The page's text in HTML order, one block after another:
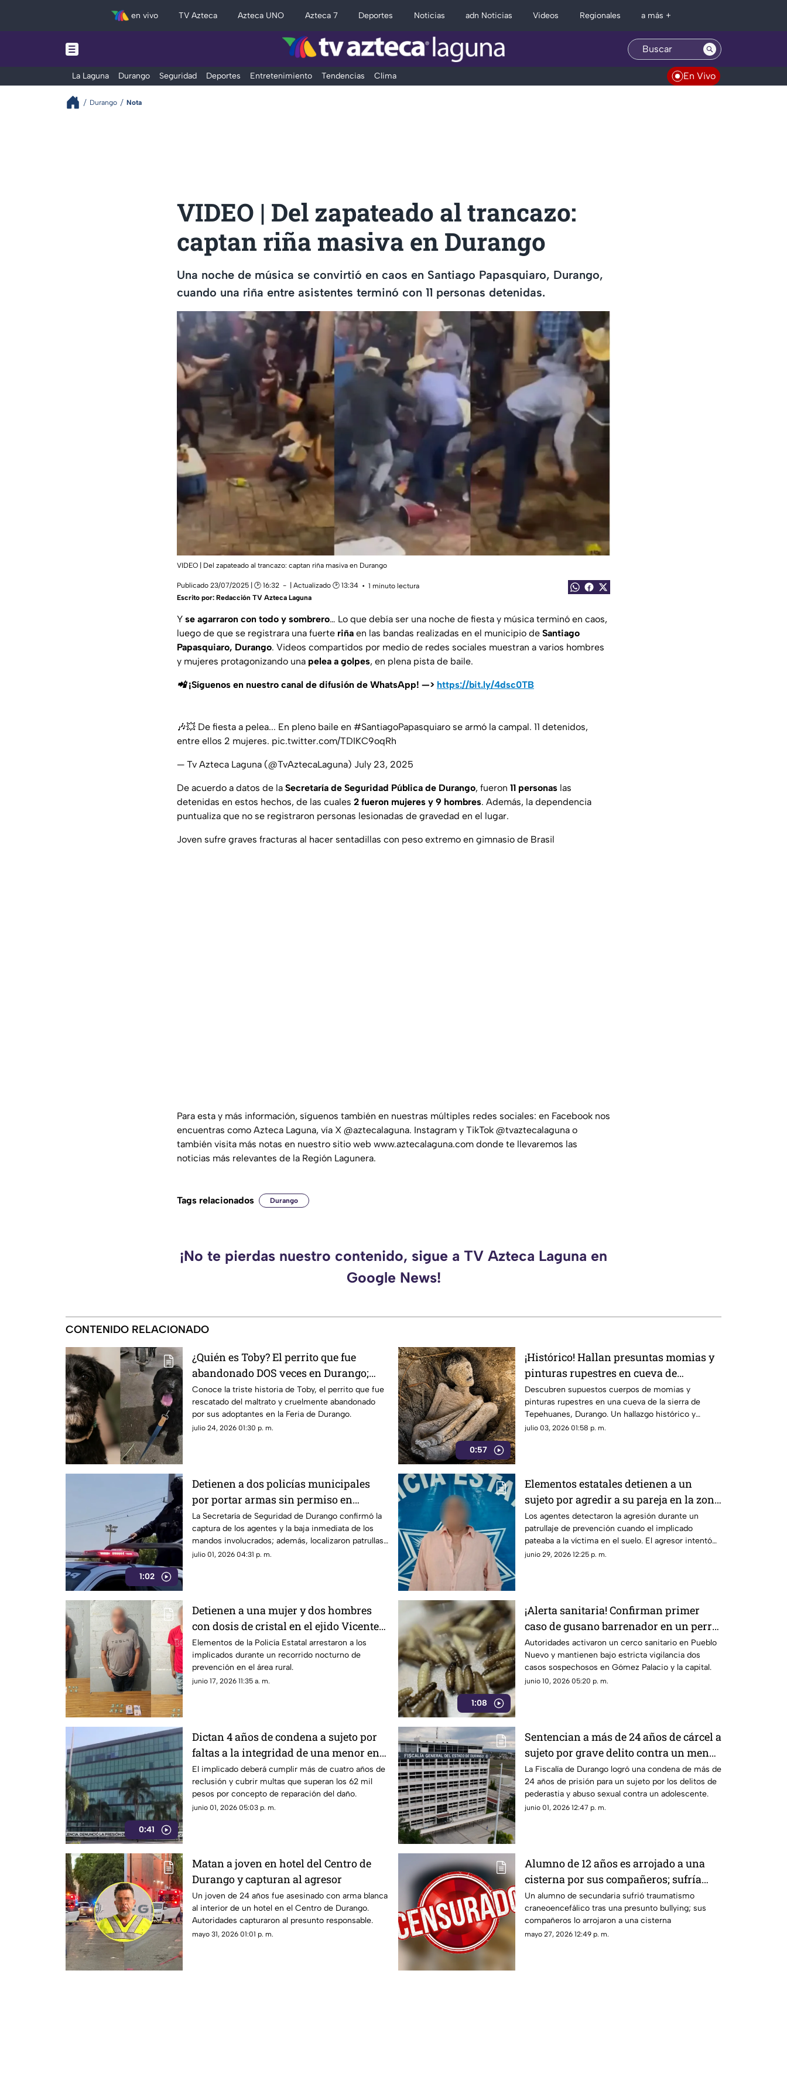
en vivo TV Azteca Azteca UNO Azteca 7 Deportes Noticias adn Noticias Videos Regionales a más +
La Laguna Durango Seguridad Deportes Entretenimiento Tendencias Clima En Vivo
Durango Nota
VIDEO | Del zapateado al trancazo:
captan riña masiva en Durango
Una noche de música se convirtió en caos en Santiago Papasquiaro, Durango,
cuando una riña entre asistentes terminó con 11 personas detenidas.
VIDEO | Del zapateado al trancazo: captan riña masiva en Durango
Publicado 23/07/2025 | 🕑 16:32 | Actualizado 🕑 13:34
1 minuto lectura
Escrito por: Redacción TV Azteca Laguna
Y se agarraron con todo y sombrero… Lo que debía ser una noche de fiesta y música terminó en caos,
luego de que se registrara una fuerte riña en las bandas realizadas en el municipio de Santiago
Papasquiaro, Durango. Videos compartidos por medio de redes sociales muestran a varios hombres
y mujeres protagonizando una pelea a golpes, en plena pista de baile.
📲 ¡Síguenos en nuestro canal de difusión de WhatsApp! —> https://bit.ly/4dsc0TB
🎶💥 De fiesta a pelea... En pleno baile en #SantiagoPapasquiaro se armó la campal. 11 detenidos,
entre ellos 2 mujeres. pic.twitter.com/TDIKC9oqRh
— Tv Azteca Laguna (@TvAztecaLaguna) July 23, 2025
De acuerdo a datos de la Secretaría de Seguridad Pública de Durango, fueron 11 personas las
detenidas en estos hechos, de las cuales 2 fueron mujeres y 9 hombres. Además, la dependencia
puntualiza que no se registraron personas lesionadas de gravedad en el lugar.
Joven sufre graves fracturas al hacer sentadillas con peso extremo en gimnasio de Brasil
Para esta y más información, síguenos también en nuestras múltiples redes sociales: en Facebook nos
encuentras como Azteca Laguna, vía X @aztecalaguna. Instagram y TikTok @tvaztecalaguna o
también visita más notas en nuestro sitio web www.aztecalaguna.com donde te llevaremos las
noticias más relevantes de la Región Lagunera.
Tags relacionados Durango
¡No te pierdas nuestro contenido, sigue a TV Azteca Laguna en
Google News!
CONTENIDO RELACIONADO
¿Quién es Toby? El perrito que fue
abandonado DOS veces en Durango;
historia completa
Conoce la triste historia de Toby, el perrito que fue
rescatado del maltrato y cruelmente abandonado
por sus adoptantes en la Feria de Durango.
julio 24, 2026 01:30 p. m.
0:57
¡Histórico! Hallan presuntas momias y
pinturas rupestres en cueva de
Tepehuanes, Durango
Descubren supuestos cuerpos de momias y
pinturas rupestres en una cueva de la sierra de
Tepehuanes, Durango. Un hallazgo histórico y
sagrado en video.
julio 03, 2026 01:58 p. m.
1:02
Detienen a dos policías municipales
por portar armas sin permiso en
Durango
La Secretaría de Seguridad de Durango confirmó la
captura de los agentes y la baja inmediata de los
mandos involucrados; además, localizaron patrullas
estatales clonadas.
julio 01, 2026 04:31 p. m.
Elementos estatales detienen a un
sujeto por agredir a su pareja en la zona
centro de Lerdo
Los agentes detectaron la agresión durante un
patrullaje de prevención cuando el implicado
pateaba a la víctima en el suelo. El agresor intentó
huir hacia su domicilio.
junio 29, 2026 12:25 p. m.
Detienen a una mujer y dos hombres
con dosis de cristal en el ejido Vicente
Nava
Elementos de la Policía Estatal arrestaron a los
implicados durante un recorrido nocturno de
prevención en el área rural.
junio 17, 2026 11:35 a. m.
1:08
¡Alerta sanitaria! Confirman primer
caso de gusano barrenador en un perro
en el estado de Durango
Autoridades activaron un cerco sanitario en Pueblo
Nuevo y mantienen bajo estricta vigilancia dos
casos sospechosos en Gómez Palacio y la capital.
junio 10, 2026 05:20 p. m.
0:41
Dictan 4 años de condena a sujeto por
faltas a la integridad de una menor en
Durango
El implicado deberá cumplir más de cuatro años de
reclusión y cubrir multas que superan los 62 mil
pesos por concepto de reparación del daño.
junio 01, 2026 05:03 p. m.
Sentencian a más de 24 años de cárcel a
sujeto por grave delito contra un menor
en Durango
La Fiscalía de Durango logró una condena de más de
24 años de prisión para un sujeto por los delitos de
pederastia y abuso sexual contra un adolescente.
junio 01, 2026 12:47 p. m.
Matan a joven en hotel del Centro de
Durango y capturan al agresor
Un joven de 24 años fue asesinado con arma blanca
al interior de un hotel en el Centro de Durango.
Autoridades capturaron al presunto responsable.
mayo 31, 2026 01:01 p. m.
Alumno de 12 años es arrojado a una
cisterna por sus compañeros; sufría
bullying
Un alumno de secundaria sufrió traumatismo
craneoencefálico tras una presunto bullying; sus
compañeros lo arrojaron a una cisterna
mayo 27, 2026 12:49 p. m.